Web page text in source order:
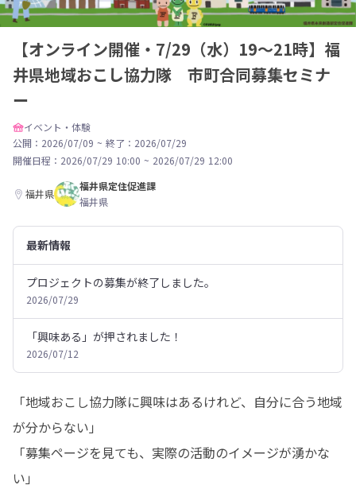
【オンライン開催・7/29（水）19～21時】福
井県地域おこし協力隊 市町合同募集セミナ
ー
イベント・体験
公開：2026/07/09 ~ 終了：2026/07/29
開催日程： 2026/07/29 10:00 ~ 2026/07/29 12:00
福井県
福井県定住促進課
福井県
最新情報
プロジェクトの募集が終了しました。
2026/07/29
「興味ある」が押されました！
2026/07/12
「地域おこし協力隊に興味はあるけれど、自分に合う地域
が分からない」
「募集ページを見ても、実際の活動のイメージが湧かな
い」